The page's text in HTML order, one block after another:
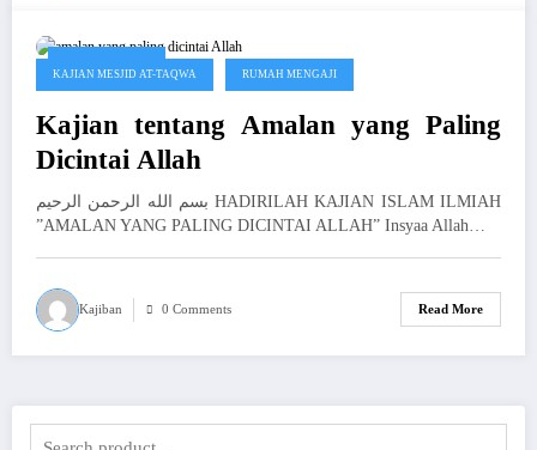
KAJIAN MESJID AT-TAQWA RUMAH MENGAJI
Kajian tentang Amalan yang Paling
Dicintai Allah
بسم الله الرحمن الرحيم HADIRILAH KAJIAN ISLAM ILMIAH
”AMALAN YANG PALING DICINTAI ALLAH” Insyaa Allah…
Kajiban 0 Comments Read More